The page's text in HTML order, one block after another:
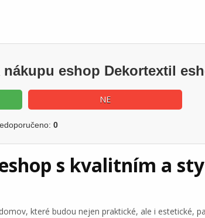
eshop Dekortextil
NE
0
s kvalitním a
které budou nejen praktické, ale i estetické,